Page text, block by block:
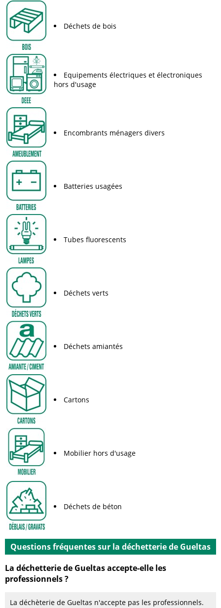
Déchets de bois
Equipements électriques et électroniques
hors d'usage
Encombrants ménagers divers
Batteries usagées
Tubes fluorescents
Déchets verts
Déchets amiantés
Cartons
Mobilier hors d'usage
Déchets de béton
Questions fréquentes sur la déchetterie de Gueltas
La déchetterie de Gueltas accepte-elle les
professionnels ?
La déchèterie de Gueltas n'accepte pas les professionnels.